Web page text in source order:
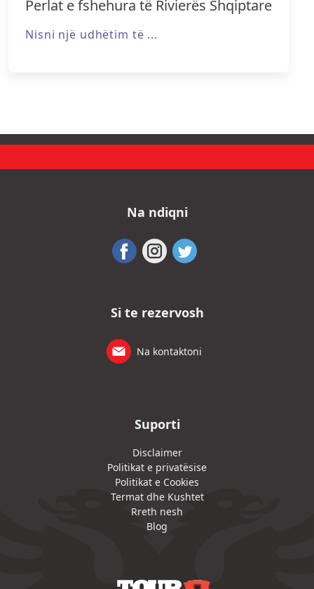
Perlat e fshehura të Rivierës Shqiptare
Nisni një udhëtim të ...
Na ndiqni
Si te rezervosh
Na kontaktoni
Suporti
Disclaimer
Politikat e privatësise
Politikat e Cookies
Termat dhe Kushtet
Rreth nesh
Blog